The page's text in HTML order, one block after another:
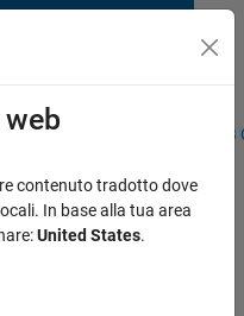
didattico con MATLAB
Copilot
contenuto tradotto dove
In base alla tua area
United States.